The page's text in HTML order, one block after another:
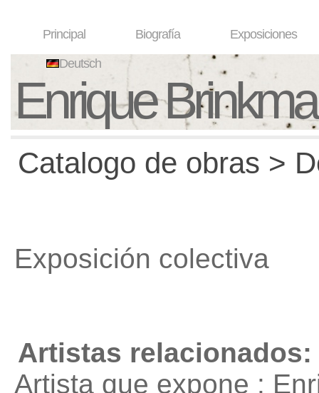
Principal Biografía Exposiciones
Deutsch
Enrique
Catalogo de obras >
Exposición colectiva
Artistas relacionados:
Artista que expone :